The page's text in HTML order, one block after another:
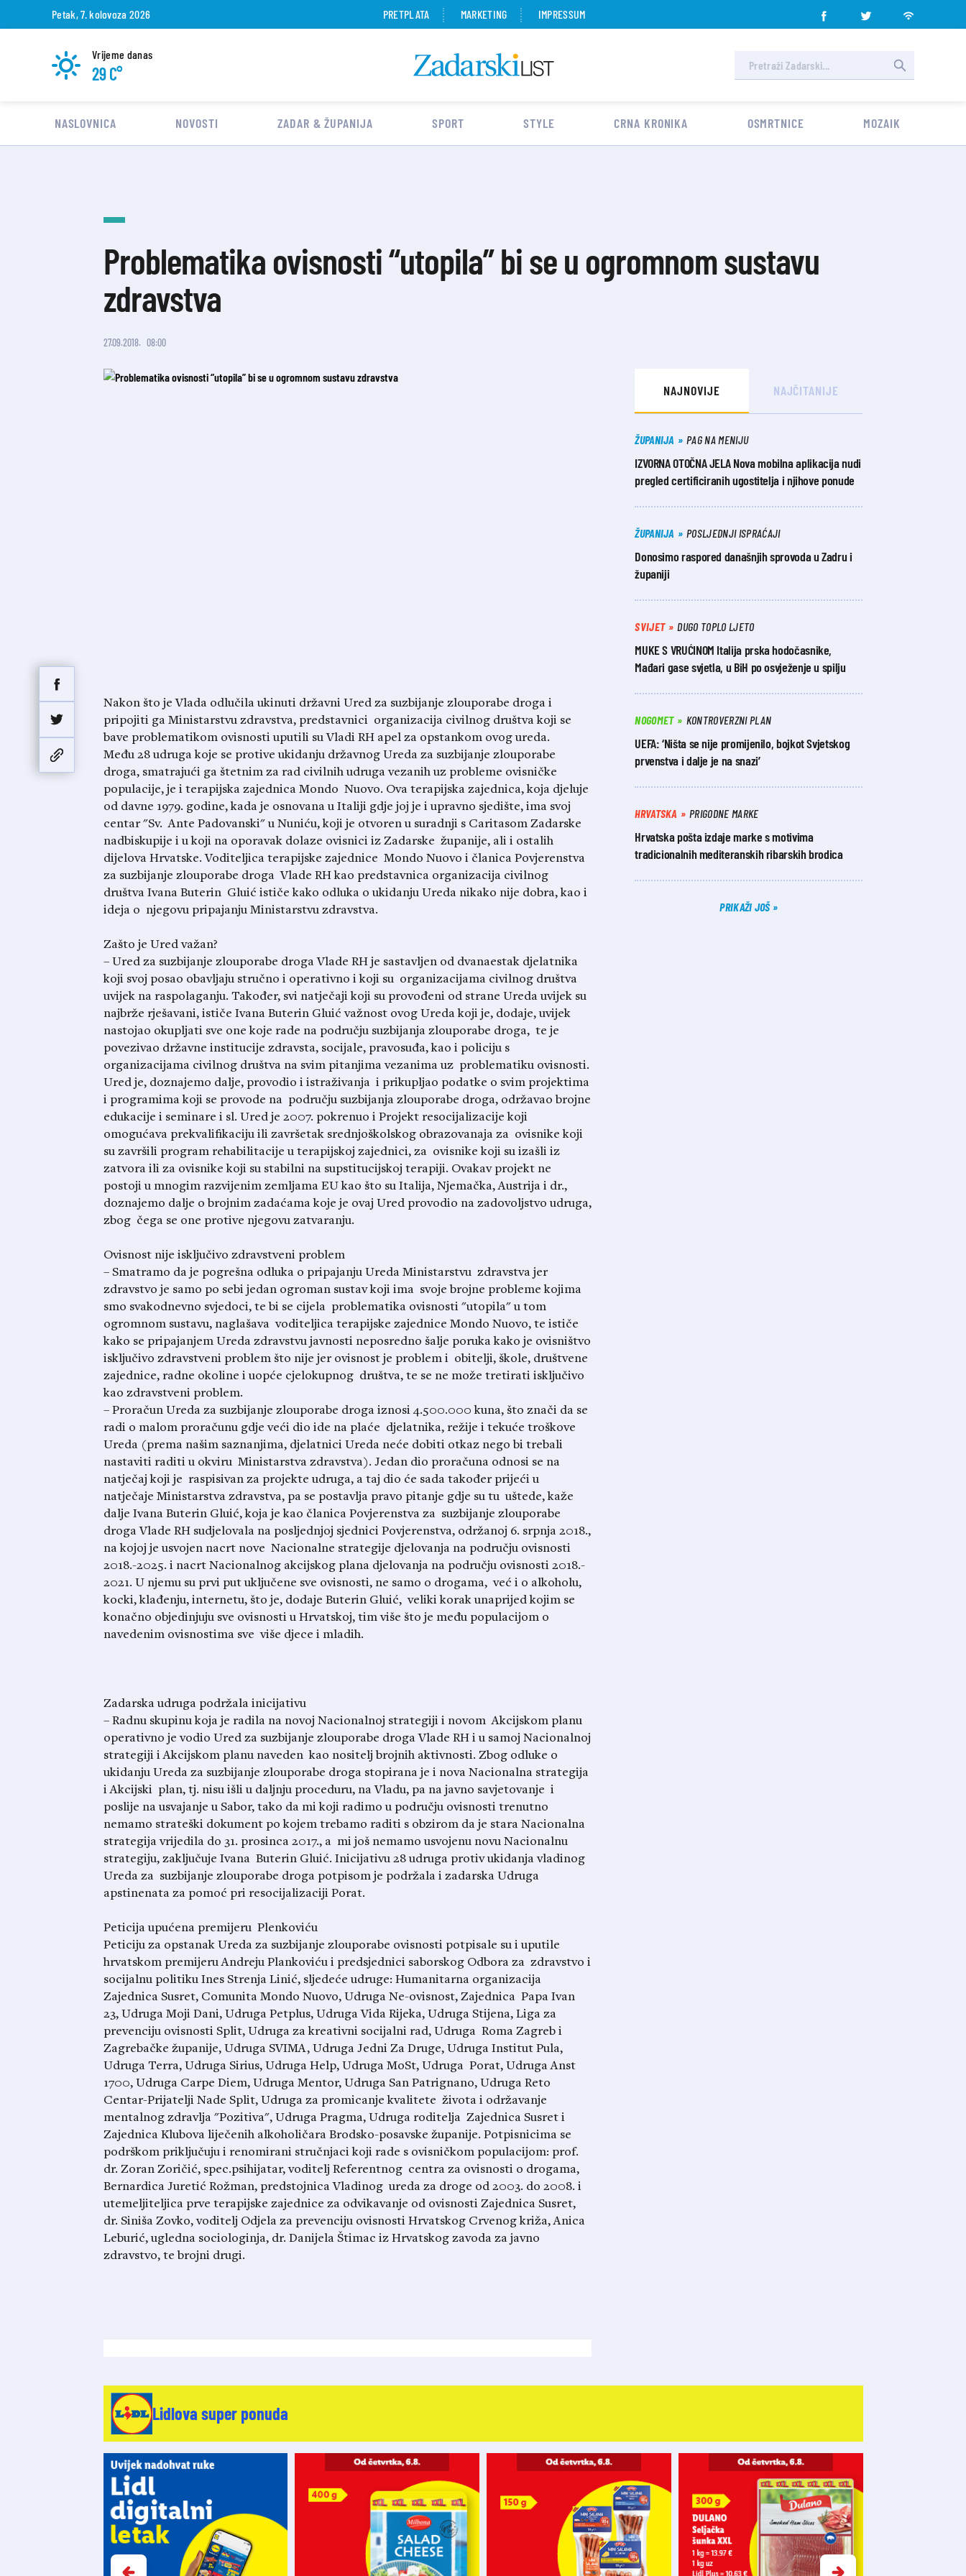
Petak, 7. kolovoza 2026 PRETPLATA MARKETING IMPRESSUM
Vrijeme danas
29 C°
NASLOVNICA NOVOSTI ZADAR & ŽUPANIJA SPORT STYLE CRNA KRONIKA OSMRTNICE MOZAIK
Problematika ovisnosti “utopila” bi se u ogromnom sustavu
zdravstva
27.09.2018. 08:00
Nakon što je Vlada odlučila ukinuti državni Ured za suzbijanje zlouporabe droga i
pripojiti ga Ministarstvu zdravstva, predstavnici organizacija civilnog društva koji se
bave problematikom ovisnosti uputili su Vladi RH apel za opstankom ovog ureda.
Među 28 udruga koje se protive ukidanju državnog Ureda za suzbijanje zlouporabe
droga, smatrajući ga štetnim za rad civilnih udruga vezanih uz probleme ovisničke
populacije, je i terapijska zajednica Mondo Nuovo. Ova terapijska zajednica, koja djeluje
od davne 1979. godine, kada je osnovana u Italiji gdje joj je i upravno sjedište, ima svoj
centar "Sv. Ante Padovanski" u Nuniću, koji je otvoren u suradnji s Caritasom Zadarske
nadbiskupije i u koji na oporavak dolaze ovisnici iz Zadarske županije, ali i ostalih
dijelova Hrvatske. Voditeljica terapijske zajednice Mondo Nuovo i članica Povjerenstva
za suzbijanje zlouporabe droga Vlade RH kao predstavnica organizacija civilnog
društva Ivana Buterin Gluić ističe kako odluka o ukidanju Ureda nikako nije dobra, kao i
ideja o njegovu pripajanju Ministarstvu zdravstva.
Zašto je Ured važan?
– Ured za suzbijanje zlouporabe droga Vlade RH je sastavljen od dvanaestak djelatnika
koji svoj posao obavljaju stručno i operativno i koji su organizacijama civilnog društva
uvijek na raspolaganju. Također, svi natječaji koji su provođeni od strane Ureda uvijek su
najbrže rješavani, ističe Ivana Buterin Gluić važnost ovog Ureda koji je, dodaje, uvijek
nastojao okupljati sve one koje rade na području suzbijanja zlouporabe droga, te je
povezivao državne institucije zdravsta, socijale, pravosuđa, kao i policiju s
organizacijama civilnog društva na svim pitanjima vezanima uz problematiku ovisnosti.
Ured je, doznajemo dalje, provodio i istraživanja i prikupljao podatke o svim projektima
i programima koji se provode na području suzbijanja zlouporabe droga, održavao brojne
edukacije i seminare i sl. Ured je 2007. pokrenuo i Projekt resocijalizacije koji
omogućava prekvalifikaciju ili završetak srednjoškolskog obrazovanaja za ovisnike koji
su završili program rehabilitacije u terapijskoj zajednici, za ovisnike koji su izašli iz
zatvora ili za ovisnike koji su stabilni na supstitucijskoj terapiji. Ovakav projekt ne
postoji u mnogim razvijenim zemljama EU kao što su Italija, Njemačka, Austrija i dr.,
doznajemo dalje o brojnim zadaćama koje je ovaj Ured provodio na zadovoljstvo udruga,
zbog čega se one protive njegovu zatvaranju.
Ovisnost nije isključivo zdravstveni problem
– Smatramo da je pogrešna odluka o pripajanju Ureda Ministarstvu zdravstva jer
zdravstvo je samo po sebi jedan ogroman sustav koji ima svoje brojne probleme kojima
smo svakodnevno svjedoci, te bi se cijela problematika ovisnosti "utopila" u tom
ogromnom sustavu, naglašava voditeljica terapijske zajednice Mondo Nuovo, te ističe
kako se pripajanjem Ureda zdravstvu javnosti neposredno šalje poruka kako je ovisništvo
isključivo zdravstveni problem što nije jer ovisnost je problem i obitelji, škole, društvene
zajednice, radne okoline i uopće cjelokupnog društva, te se ne može tretirati isključivo
kao zdravstveni problem.
– Proračun Ureda za suzbijanje zlouporabe droga iznosi 4.500.000 kuna, što znači da se
radi o malom proračunu gdje veći dio ide na plaće djelatnika, režije i tekuće troškove
Ureda (prema našim saznanjima, djelatnici Ureda neće dobiti otkaz nego bi trebali
nastaviti raditi u okviru Ministarstva zdravstva). Jedan dio proračuna odnosi se na
natječaj koji je raspisivan za projekte udruga, a taj dio će sada također prijeći u
natječaje Ministarstva zdravstva, pa se postavlja pravo pitanje gdje su tu uštede, kaže
dalje Ivana Buterin Gluić, koja je kao članica Povjerenstva za suzbijanje zlouporabe
droga Vlade RH sudjelovala na posljednjoj sjednici Povjerenstva, održanoj 6. srpnja 2018.,
na kojoj je usvojen nacrt nove Nacionalne strategije djelovanja na području ovisnosti
2018.-2025. i nacrt Nacionalnog akcijskog plana djelovanja na području ovisnosti 2018.-
2021. U njemu su prvi put uključene sve ovisnosti, ne samo o drogama, već i o alkoholu,
kocki, klađenju, internetu, što je, dodaje Buterin Gluić, veliki korak unaprijed kojim se
konačno objedinjuju sve ovisnosti u Hrvatskoj, tim više što je među populacijom o
navedenim ovisnostima sve više djece i mladih.
Zadarska udruga podržala inicijativu
– Radnu skupinu koja je radila na novoj Nacionalnoj strategiji i novom Akcijskom planu
operativno je vodio Ured za suzbijanje zlouporabe droga Vlade RH i u samoj Nacionalnoj
strategiji i Akcijskom planu naveden kao nositelj brojnih aktivnosti. Zbog odluke o
ukidanju Ureda za suzbijanje zlouporabe droga stopirana je i nova Nacionalna strategija
i Akcijski plan, tj. nisu išli u daljnju proceduru, na Vladu, pa na javno savjetovanje i
poslije na usvajanje u Sabor, tako da mi koji radimo u području ovisnosti trenutno
nemamo strateški dokument po kojem trebamo raditi s obzirom da je stara Nacionalna
strategija vrijedila do 31. prosinca 2017., a mi još nemamo usvojenu novu Nacionalnu
strategiju, zaključuje Ivana Buterin Gluić. Inicijativu 28 udruga protiv ukidanja vladinog
Ureda za suzbijanje zlouporabe droga potpisom je podržala i zadarska Udruga
apstinenata za pomoć pri resocijalizaciji Porat.
Peticija upućena premijeru Plenkoviću
Peticiju za opstanak Ureda za suzbijanje zlouporabe ovisnosti potpisale su i uputile
hrvatskom premijeru Andreju Plankoviću i predsjednici saborskog Odbora za zdravstvo i
socijalnu politiku Ines Strenja Linić, sljedeće udruge: Humanitarna organizacija
Zajednica Susret, Comunita Mondo Nuovo, Udruga Ne-ovisnost, Zajednica Papa Ivan
23, Udruga Moji Dani, Udruga Petplus, Udruga Vida Rijeka, Udruga Stijena, Liga za
prevenciju ovisnosti Split, Udruga za kreativni socijalni rad, Udruga Roma Zagreb i
Zagrebačke županije, Udruga SVIMA, Udruga Jedni Za Druge, Udruga Institut Pula,
Udruga Terra, Udruga Sirius, Udruga Help, Udruga MoSt, Udruga Porat, Udruga Anst
1700, Udruga Carpe Diem, Udruga Mentor, Udruga San Patrignano, Udruga Reto
Centar-Prijatelji Nade Split, Udruga za promicanje kvalitete života i održavanje
mentalnog zdravlja "Pozitiva", Udruga Pragma, Udruga roditelja Zajednica Susret i
Zajednica Klubova liječenih alkoholičara Brodsko-posavske županije. Potpisnicima se
podrškom priključuju i renomirani stručnjaci koji rade s ovisničkom populacijom: prof.
dr. Zoran Zoričić, spec.psihijatar, voditelj Referentnog centra za ovisnosti o drogama,
Bernardica Juretić Rožman, predstojnica Vladinog ureda za droge od 2003. do 2008. i
utemeljiteljica prve terapijske zajednice za odvikavanje od ovisnosti Zajednica Susret,
dr. Siniša Zovko, voditelj Odjela za prevenciju ovisnosti Hrvatskog Crvenog križa, Anica
Leburić, ugledna sociologinja, dr. Danijela Štimac iz Hrvatskog zavoda za javno
zdravstvo, te brojni drugi.
NAJNOVIJE NAJČITANIJE
ŽUPANIJA PAG NA MENIJU
IZVORNA OTOČNA JELA Nova mobilna aplikacija nudi
pregled certificiranih ugostitelja i njihove ponude
ŽUPANIJA POSLJEDNJI ISPRAĆAJI
Donosimo raspored današnjih sprovoda u Zadru i
županiji
SVIJET DUGO TOPLO LJETO
MUKE S VRUĆINOM Italija prska hodočasnike,
Mađari gase svjetla, u BiH po osvježenje u spilju
NOGOMET KONTROVERZNI PLAN
UEFA: ‘Ništa se nije promijenilo, bojkot Svjetskog
prvenstva i dalje je na snazi’
HRVATSKA PRIGODNE MARKE
Hrvatska pošta izdaje marke s motivima
tradicionalnih mediteranskih ribarskih brodica
PRIKAŽI JOŠ
Lidlova super ponuda